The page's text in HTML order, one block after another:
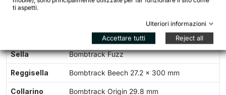
WTB ST i19 TCS 2.0, doppia camera, 32 fori
Sella Bombtrack Fuzz
Reggisella Bombtrack Beech 27.2 × 300 mm
Collarino
Bombtrack Origin 29.8 mm
ti aspetti.
Ulteriori informazioni
Accettare tutti Reject all